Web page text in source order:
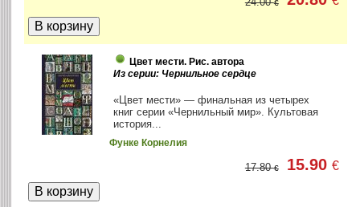
€
Цвет мести. Рис. автора
Из серии: Чернильное сердце
«Цвет мести» — финальная из четырех
книг серии «Чернильный мир». Культовая
история...
Функе Корнелия
17.80€ 15.90€